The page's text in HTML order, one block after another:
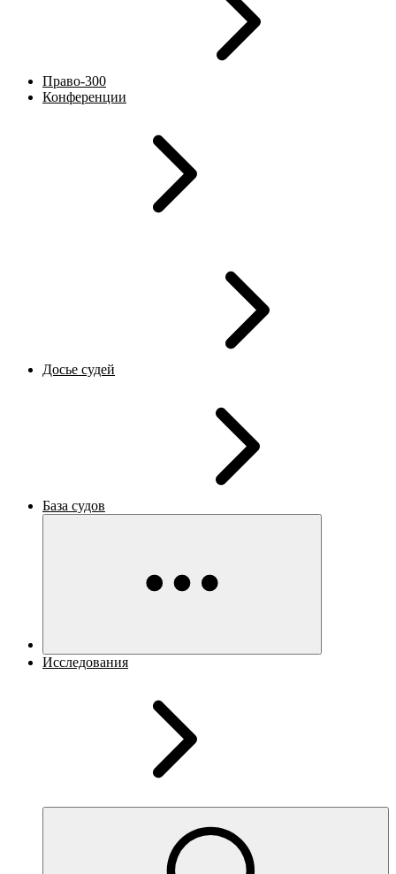
Право-300
Конференции
Досье судей
База судов
Исследования